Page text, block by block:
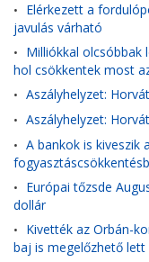
• Elérkezett a
javulás várható
• Milliókkal olcsóbbak
hol csökkentek most
• Aszályhelyzet:
• Aszályhelyzet:
• A bankok is kiveszik
• Európai tőzsde
dollár
• Kivették az Orbán-
baj is megelőzhető lett